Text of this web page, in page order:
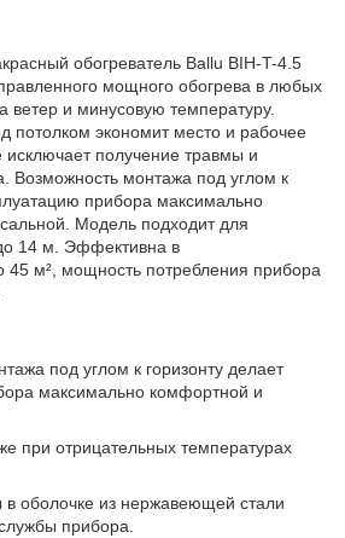
обогреватель Ballu BIH-T-4.5
мощного обогрева в любых
ветер и минусовую температуру.
потолком экономит место и рабочее
исключает получение травмы и
Возможность монтажа под углом к
прибора максимально
Модель подходит для
14 м. Эффективна в
м², мощность потребления прибора
под углом к горизонту делает
максимально комфортной и
при отрицательных температурах
оболочке из нержавеющей стали
прибора.